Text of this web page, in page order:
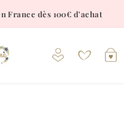
France dès 100€ d'achat
Voir